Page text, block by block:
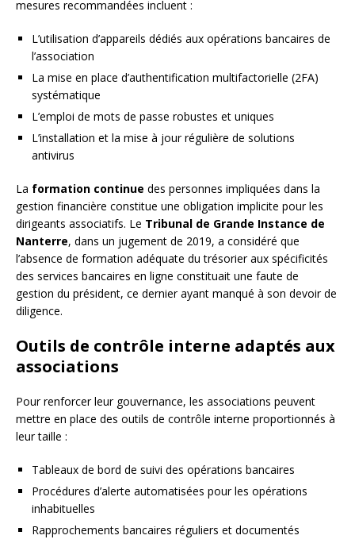
mesures recommandées incluent :
L’utilisation d’appareils dédiés aux opérations bancaires de
l’association
La mise en place d’authentification multifactorielle (2FA)
systématique
L’emploi de mots de passe robustes et uniques
L’installation et la mise à jour régulière de solutions
antivirus
La formation continue des personnes impliquées dans la
gestion financière constitue une obligation implicite pour les
dirigeants associatifs. Le Tribunal de Grande Instance de
Nanterre, dans un jugement de 2019, a considéré que
l’absence de formation adéquate du trésorier aux spécificités
des services bancaires en ligne constituait une faute de
gestion du président, ce dernier ayant manqué à son devoir de
diligence.
Outils de contrôle interne adaptés aux
associations
Pour renforcer leur gouvernance, les associations peuvent
mettre en place des outils de contrôle interne proportionnés à
leur taille :
Tableaux de bord de suivi des opérations bancaires
Procédures d’alerte automatisées pour les opérations
inhabituelles
Rapprochements bancaires réguliers et documentés